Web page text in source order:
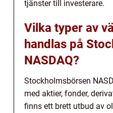
tjänster till investerare.
Vilka typer av
handlas på
NASDAQ?
Stockholmsbörsen
med aktier, fonder,
finns ett brett utbud av